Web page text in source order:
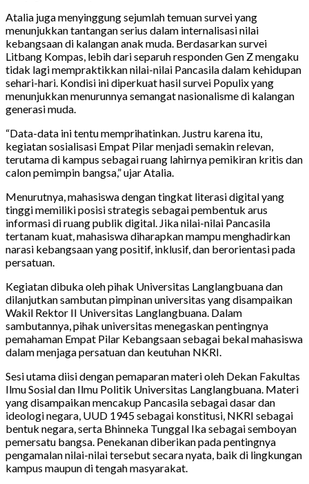
Atalia juga menyinggung sejumlah temuan survei yang
menunjukkan tantangan serius dalam internalisasi nilai
kebangsaan di kalangan anak muda. Berdasarkan survei
Litbang Kompas, lebih dari separuh responden Gen Z mengaku
tidak lagi mempraktikkan nilai-nilai Pancasila dalam kehidupan
sehari-hari. Kondisi ini diperkuat hasil survei Populix yang
menunjukkan menurunnya semangat nasionalisme di kalangan
generasi muda.
“Data-data ini tentu memprihatinkan. Justru karena itu,
kegiatan sosialisasi Empat Pilar menjadi semakin relevan,
terutama di kampus sebagai ruang lahirnya pemikiran kritis dan
calon pemimpin bangsa,” ujar Atalia.
Menurutnya, mahasiswa dengan tingkat literasi digital yang
tinggi memiliki posisi strategis sebagai pembentuk arus
informasi di ruang publik digital. Jika nilai-nilai Pancasila
tertanam kuat, mahasiswa diharapkan mampu menghadirkan
narasi kebangsaan yang positif, inklusif, dan berorientasi pada
persatuan.
Kegiatan dibuka oleh pihak Universitas Langlangbuana dan
dilanjutkan sambutan pimpinan universitas yang disampaikan
Wakil Rektor II Universitas Langlangbuana. Dalam
sambutannya, pihak universitas menegaskan pentingnya
pemahaman Empat Pilar Kebangsaan sebagai bekal mahasiswa
dalam menjaga persatuan dan keutuhan NKRI.
Sesi utama diisi dengan pemaparan materi oleh Dekan Fakultas
Ilmu Sosial dan Ilmu Politik Universitas Langlangbuana. Materi
yang disampaikan mencakup Pancasila sebagai dasar dan
ideologi negara, UUD 1945 sebagai konstitusi, NKRI sebagai
bentuk negara, serta Bhinneka Tunggal Ika sebagai semboyan
pemersatu bangsa. Penekanan diberikan pada pentingnya
pengamalan nilai-nilai tersebut secara nyata, baik di lingkungan
kampus maupun di tengah masyarakat.